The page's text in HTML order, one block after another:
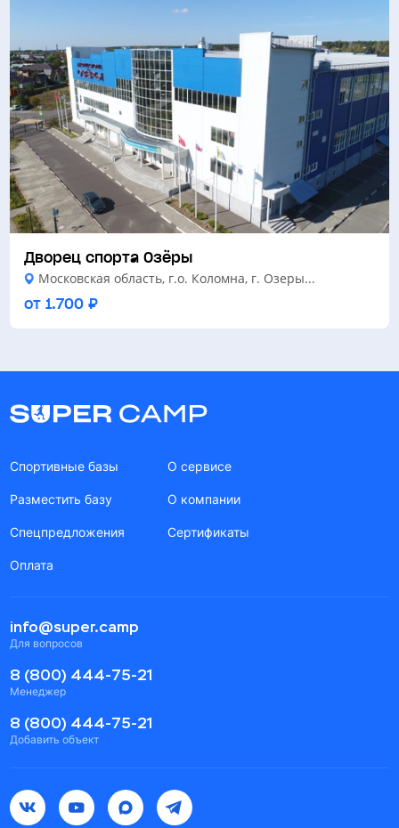
Дворец спорта Озёры
Московская область, г.о. Коломна, г. Озеры...
от 1.700 ₽
Спортивные базы
Разместить базу
Спецпредложения
Оплата
О сервисе
О компании
Сертификаты
info@super.camp
Для вопросов
8 (800) 444-75-21
Менеджер
8 (800) 444-75-21
Добавить объект